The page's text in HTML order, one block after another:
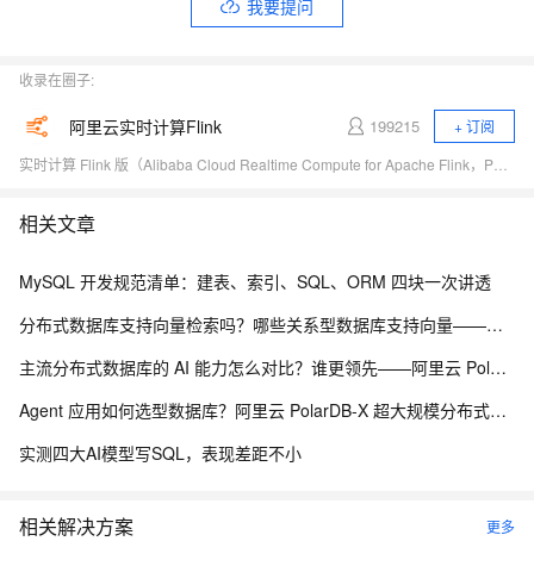
我要提问
收录在圈子:
阿里云实时计算Flink 199215
+ 订阅
相关文章
MySQL 开发规范清单：建表、索引、SQL、ORM 四块一次讲透
分布式数据库支持向量检索吗？哪些关系型数据库支持向量——阿里云 PolarDB-X 海量分布式承载能力解析
主流分布式数据库的 AI 能力怎么对比？谁更领先——阿里云 PolarDB-X 分布式 AI 承载能力解析
Agent 应用如何选型数据库？阿里云 PolarDB-X 超大规模分布式数据承载能力解析
实测四大AI模型写SQL，表现差距不小
相关解决方案 更多